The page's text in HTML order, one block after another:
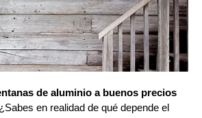
de aluminio a buenos precios
en realidad de qué depende el